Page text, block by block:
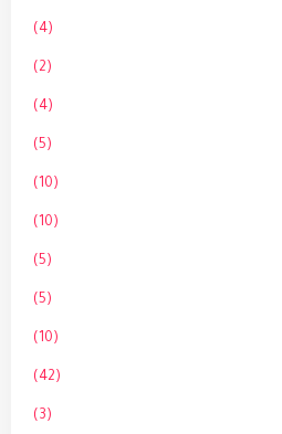
(4)
(2)
(4)
(5)
(10)
(10)
(5)
(5)
(10)
(42)
(3)